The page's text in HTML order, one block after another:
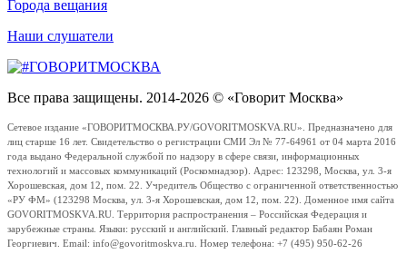
Города вещания
Наши слушатели
Все права защищены. 2014-2026 © «Говорит Москва»
Сетевое издание «ГОВОРИТМОСКВА.РУ/GOVORITMOSKVA.RU». Предназначено для
лиц старше 16 лет. Свидетельство о регистрации СМИ Эл № 77-64961 от 04 марта 2016
года выдано Федеральной службой по надзору в сфере связи, информационных
технологий и массовых коммуникаций (Роскомнадзор). Адрес: 123298, Москва, ул. 3-я
Хорошевская, дом 12, пом. 22. Учредитель Общество с ограниченной ответственностью
«РУ ФМ» (123298 Москва, ул. 3-я Хорошевская, дом 12, пом. 22). Доменное имя сайта
GOVORITMOSKVA.RU. Территория распространения – Российская Федерация и
зарубежные страны. Языки: русский и английский. Главный редактор Бабаян Роман
Георгиевич. Email: info@govoritmoskva.ru. Номер телефона: +7 (495) 950-62-26